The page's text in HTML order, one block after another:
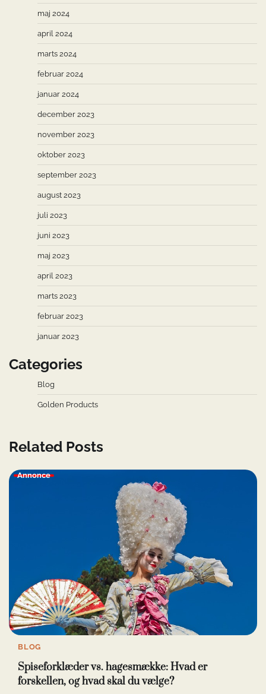
maj 2024
april 2024
marts 2024
februar 2024
januar 2024
december 2023
november 2023
oktober 2023
september 2023
august 2023
juli 2023
juni 2023
maj 2023
april 2023
marts 2023
februar 2023
januar 2023
Categories
Blog
Golden Products
Related Posts
Annonce
BLOG
Spiseforklæder vs. hagesmække: Hvad er
forskellen, og hvad skal du vælge?